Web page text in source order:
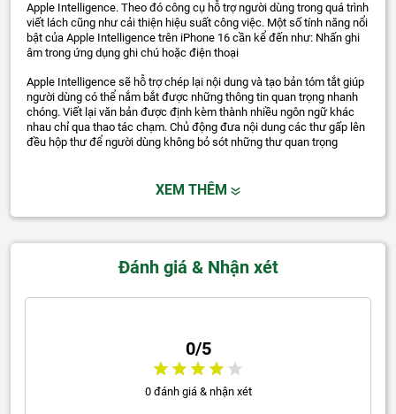
Apple Intelligence. Theo đó công cụ hỗ trợ người dùng trong quá trình
viết lách cũng như cải thiện hiệu suất công việc. Một số tính năng nổi
bật của Apple Intelligence trên iPhone 16 cần kể đến như: Nhấn ghi
âm trong ứng dụng ghi chú hoặc điện thoại
Apple Intelligence sẽ hỗ trợ chép lại nội dung và tạo bản tóm tắt giúp
người dùng có thể nắm bắt được những thông tin quan trọng nhanh
chóng. Viết lại văn bản được định kèm thành nhiều ngôn ngữ khác
nhau chỉ qua thao tác chạm. Chủ động đưa nội dung các thư gấp lên
đều hộp thư để người dùng không bỏ sót những thư quan trọng
XEM THÊM
Đánh giá & Nhận xét
0/5
0 đánh giá & nhận xét